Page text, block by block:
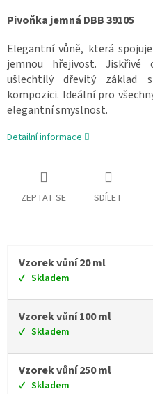
Pivoňka jemná DBB 39105
Elegantní vůně, která
jemnou hřejivost.
ušlechtilý dřevitý základ
kompozici. Ideální pro
elegantní smyslnost.
Detailní informace
ZEPTAT SE SDÍLET
Vzorek vůní 20 ml
Skladem
Vzorek vůní 100 ml
Skladem
Vzorek vůní 250 ml
Skladem